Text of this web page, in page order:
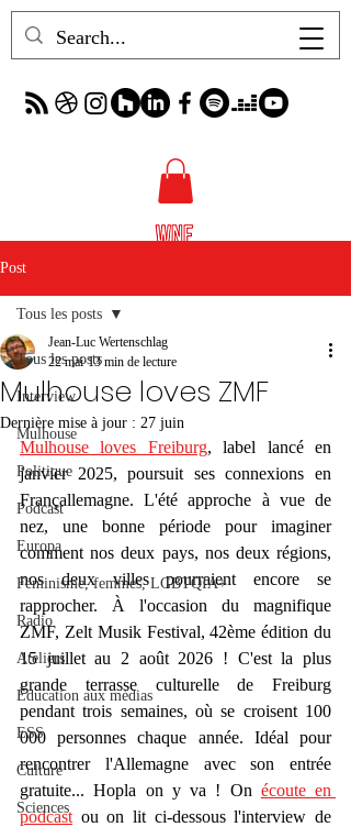
Post
Tous les posts
Interview
Mulhouse
Politique
Podcast
Europa
Féminisme, femmes, LGBTQIA+
Radio
Ateliers
Éducation aux médias
ESS
Culture
Sciences
Tous les posts
Mulhouse loves ZMF
Jean-Luc Wertenschlag
22 mai 13 min de lecture
Dernière mise à jour : 27 juin
Mulhouse loves Freiburg, label lancé en
janvier 2025, poursuit ses connexions en
Françallemagne. L'été approche à vue de
nez, une bonne période pour imaginer
comment nos deux pays, nos deux régions,
nos deux villes pourraient encore se
rapprocher. À l'occasion du magnifique
ZMF, Zelt Musik Festival, 42ème édition du
15 juillet au 2 août 2026 ! C'est la plus
grande terrasse culturelle de Freiburg
pendant trois semaines, où se croisent 100
000 personnes chaque année. Idéal pour
rencontrer l'Allemagne avec son entrée
gratuite... Hopla on y va ! On écoute en
podcast ou on lit ci-dessous l'interview de